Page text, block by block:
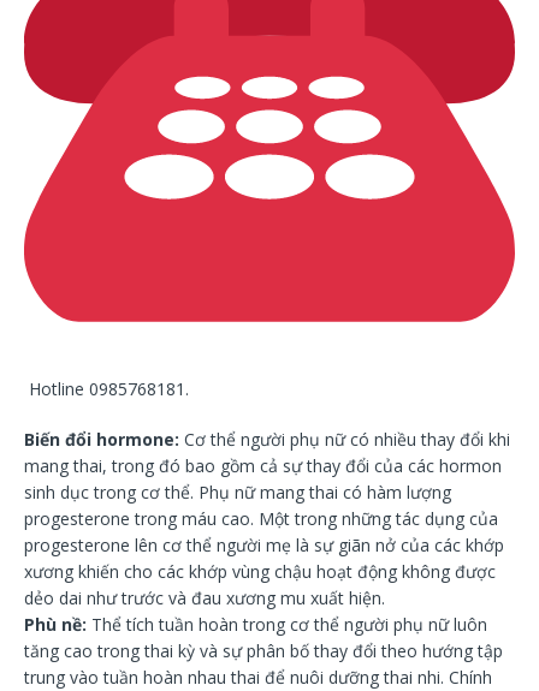
Hotline 0985768181.
Biến đổi hormone: Cơ thể người phụ nữ có nhiều thay đổi khi
mang thai, trong đó bao gồm cả sự thay đổi của các hormon
sinh dục trong cơ thể. Phụ nữ mang thai có hàm lượng
progesterone trong máu cao. Một trong những tác dụng của
progesterone lên cơ thể người mẹ là sự giãn nở của các khớp
xương khiến cho các khớp vùng chậu hoạt động không được
dẻo dai như trước và đau xương mu xuất hiện.
Phù nề: Thể tích tuần hoàn trong cơ thể người phụ nữ luôn
tăng cao trong thai kỳ và sự phân bố thay đổi theo hướng tập
trung vào tuần hoàn nhau thai để nuôi dưỡng thai nhi. Chính